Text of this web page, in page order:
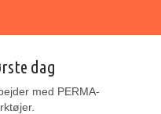
dag
med PERMA​-